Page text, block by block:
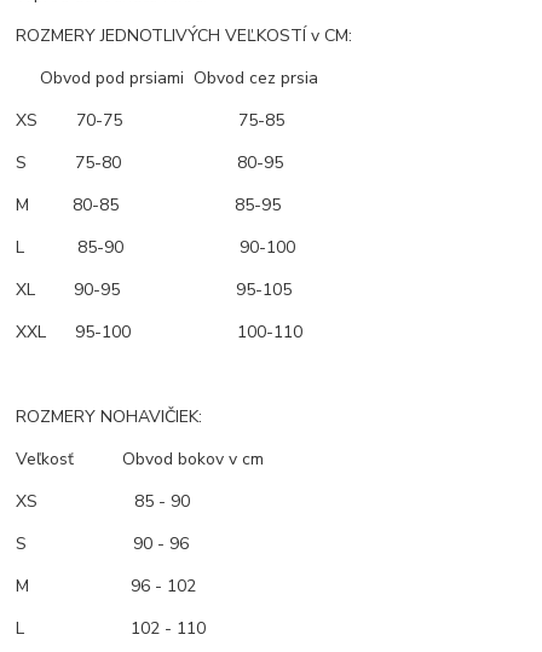
ROZMERY JEDNOTLIVÝCH VEĽKOSTÍ v CM:
Obvod pod prsiami Obvod cez prsia
XS 70-75 75-85
S 75-80 80-95
M 80-85 85-95
L 85-90 90-100
XL 90-95 95-105
XXL 95-100 100-110
ROZMERY NOHAVIČIEK:
Veľkosť Obvod bokov v cm
XS 85 - 90
S 90 - 96
M 96 - 102
L 102 - 110